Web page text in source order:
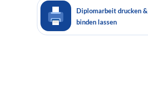
Diplomarbeit drucken &
binden lassen